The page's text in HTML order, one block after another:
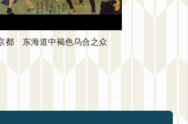
都 东海道中褐色乌合之众